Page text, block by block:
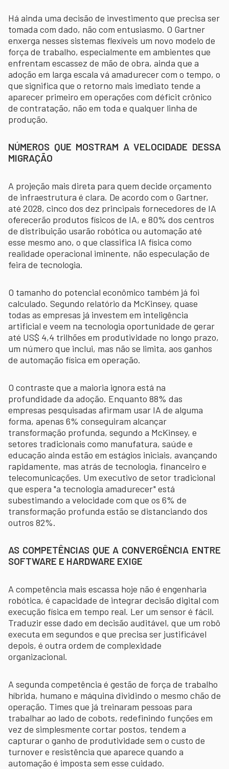
Há ainda uma decisão de investimento que precisa ser
tomada com dado, não com entusiasmo. O Gartner
enxerga nesses sistemas flexíveis um novo modelo de
força de trabalho, especialmente em ambientes que
enfrentam escassez de mão de obra, ainda que a
adoção em larga escala vá amadurecer com o tempo, o
que significa que o retorno mais imediato tende a
aparecer primeiro em operações com déficit crônico
de contratação, não em toda e qualquer linha de
produção.
NÚMEROS QUE MOSTRAM A VELOCIDADE DESSA
MIGRAÇÃO
A projeção mais direta para quem decide orçamento
de infraestrutura é clara. De acordo com o Gartner,
até 2028, cinco dos dez principais fornecedores de IA
oferecerão produtos físicos de IA, e 80% dos centros
de distribuição usarão robótica ou automação até
esse mesmo ano, o que classifica IA física como
realidade operacional iminente, não especulação de
feira de tecnologia.
O tamanho do potencial econômico também já foi
calculado. Segundo relatório da McKinsey, quase
todas as empresas já investem em inteligência
artificial e veem na tecnologia oportunidade de gerar
até US$ 4,4 trilhões em produtividade no longo prazo,
um número que inclui, mas não se limita, aos ganhos
de automação física em operação.
O contraste que a maioria ignora está na
profundidade da adoção. Enquanto 88% das
empresas pesquisadas afirmam usar IA de alguma
forma, apenas 6% conseguiram alcançar
transformação profunda, segundo a McKinsey, e
setores tradicionais como manufatura, saúde e
educação ainda estão em estágios iniciais, avançando
rapidamente, mas atrás de tecnologia, financeiro e
telecomunicações. Um executivo de setor tradicional
que espera "a tecnologia amadurecer" está
subestimando a velocidade com que os 6% de
transformação profunda estão se distanciando dos
outros 82%.
AS COMPETÊNCIAS QUE A CONVERGÊNCIA ENTRE
SOFTWARE E HARDWARE EXIGE
A competência mais escassa hoje não é engenharia
robótica, é capacidade de integrar decisão digital com
execução física em tempo real. Ler um sensor é fácil.
Traduzir esse dado em decisão auditável, que um robô
executa em segundos e que precisa ser justificável
depois, é outra ordem de complexidade
organizacional.
A segunda competência é gestão de força de trabalho
híbrida, humano e máquina dividindo o mesmo chão de
operação. Times que já treinaram pessoas para
trabalhar ao lado de cobots, redefinindo funções em
vez de simplesmente cortar postos, tendem a
capturar o ganho de produtividade sem o custo de
turnover e resistência que aparece quando a
automação é imposta sem esse cuidado.